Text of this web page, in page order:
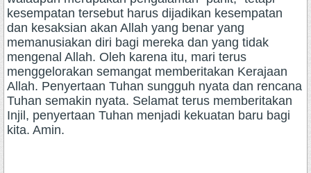
kesempatan tersebut harus dijadikan kesempatan
dan kesaksian akan Allah yang benar yang
memanusiakan diri bagi mereka dan yang tidak
mengenal Allah. Oleh karena itu, mari terus
menggelorakan semangat memberitakan Kerajaan
Allah. Penyertaan Tuhan sungguh nyata dan rencana
Tuhan semakin nyata. Selamat terus memberitakan
Injil, penyertaan Tuhan menjadi kekuatan baru bagi
kita. Amin.